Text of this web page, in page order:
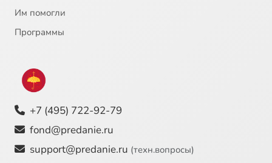
Им помогли
Программы
+7 (495) 722-92-79
fond@predanie.ru
support@predanie.ru (техн.вопросы)